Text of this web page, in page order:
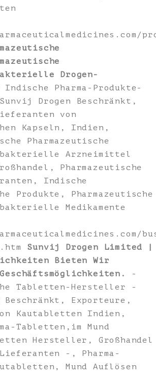
Drogen-
Pharma-Produkte-
Drogen Beschränkt,
von
Kapseln, Indien,
Pharmazeutische
Arzneimittel
Pharmazeutische
Indische
Produkte, Pharmazeutische
Medikamente
Sunvij Drogen Limited |
Bieten Wir
-
Tabletten-Hersteller -
Beschränkt, Exporteure,
Kautabletten Indien,
Tabletten,im Mund
Hersteller, Großhandel
-, Pharma-
Mund Auflösen